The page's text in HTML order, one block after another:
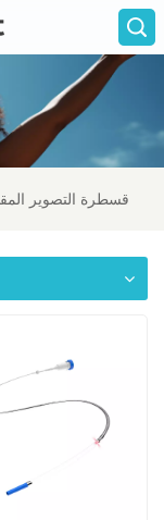
قسطرة التصوير